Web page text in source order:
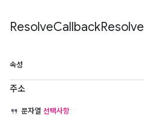
ResolveCallbackResolve
속성
주소
문자열 선택사항